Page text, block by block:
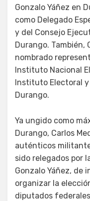
Gonzalo Yáñez en
como Delegado
y del Consejo
Durango. También,
nombrado
Instituto Nacional
Instituto Electoral
Durango.
Ya ungido como
Durango, Carlos
auténticos
sido relegados por
Gonzalo Yáñez, de
organizar la
diputados